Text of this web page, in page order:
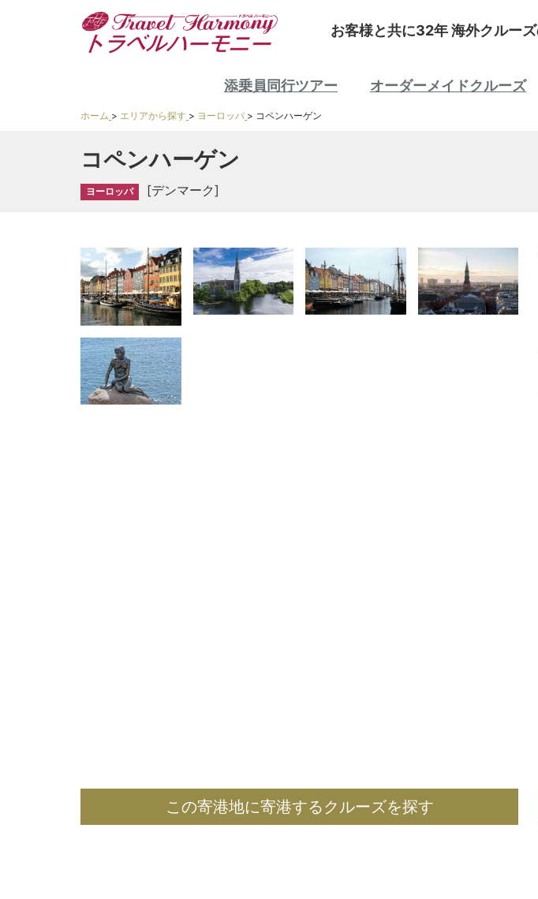
お客様と共に32年 海外クル
添乗員同行ツアー オーダーメイドクルーズ
ホーム > エリアから探す > ヨーロッパ > コペンハーゲン
コペンハーゲン
ヨーロッパ [デンマーク]
この寄港地に寄港するクルーズを探す